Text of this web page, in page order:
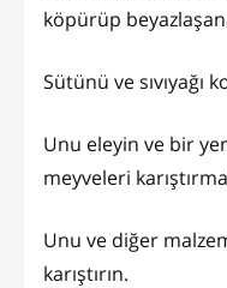
köpürüp
Sütünü ve sıvıyağı
Unu eleyin ve bir
meyveleri
Unu ve diğer
karıştırın.